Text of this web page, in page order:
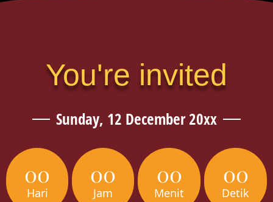
You're invited
Sunday, 12 December 20xx
00
Hari
00
Jam
00
Menit
00
Detik